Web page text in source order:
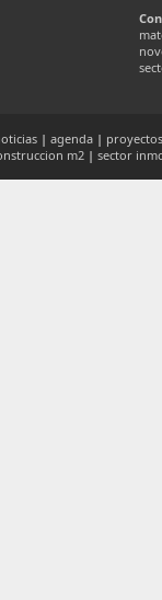
| agenda|
m2 | sector